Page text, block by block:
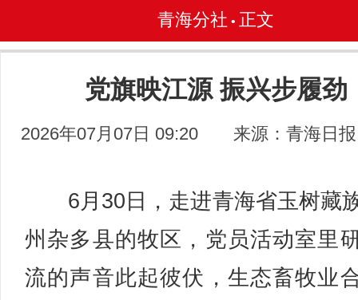
青海分社 • 正文
党旗映江源 振兴步履劲
2026年07月07日 09:20 来源：青海日报
6月30日，走进青海省玉树藏
州杂多县的牧区，党员活动室里
流的声音此起彼伏，生态畜牧业